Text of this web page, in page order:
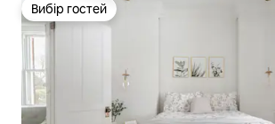
Вибір гостей
Вибір гостей